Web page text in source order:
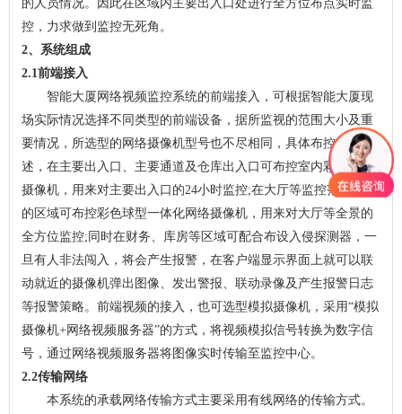
的人员情况。因此在区域内主要出入口处进行全方位布点实时监
控，力求做到监控无死角。
2、系统组成
2.1前端接入
智能大厦网络视频监控系统的前端接入，可根据智能大厦现
场实际情况选择不同类型的前端设备，据所监视的范围大小及重
要情况，所选型的网络摄像机型号也不尽相同，具体布控如下所
述，在主要出入口、主要通道及仓库出入口可布控室内彩色固定
摄像机，用来对主要出入口的24小时监控;在大厅等监控范围较大
的区域可布控彩色球型一体化网络摄像机，用来对大厅等全景的
全方位监控;同时在财务、库房等区域可配合布设入侵探测器，一
旦有人非法闯入，将会产生报警，在客户端显示界面上就可以联
动就近的摄像机弹出图像、发出警报、联动录像及产生报警日志
等报警策略。前端视频的接入，也可选型模拟摄像机，采用“模拟
摄像机+网络视频服务器”的方式，将视频模拟信号转换为数字信
号，通过网络视频服务器将图像实时传输至监控中心。
2.2传输网络
本系统的承载网络传输方式主要采用有线网络的传输方式。